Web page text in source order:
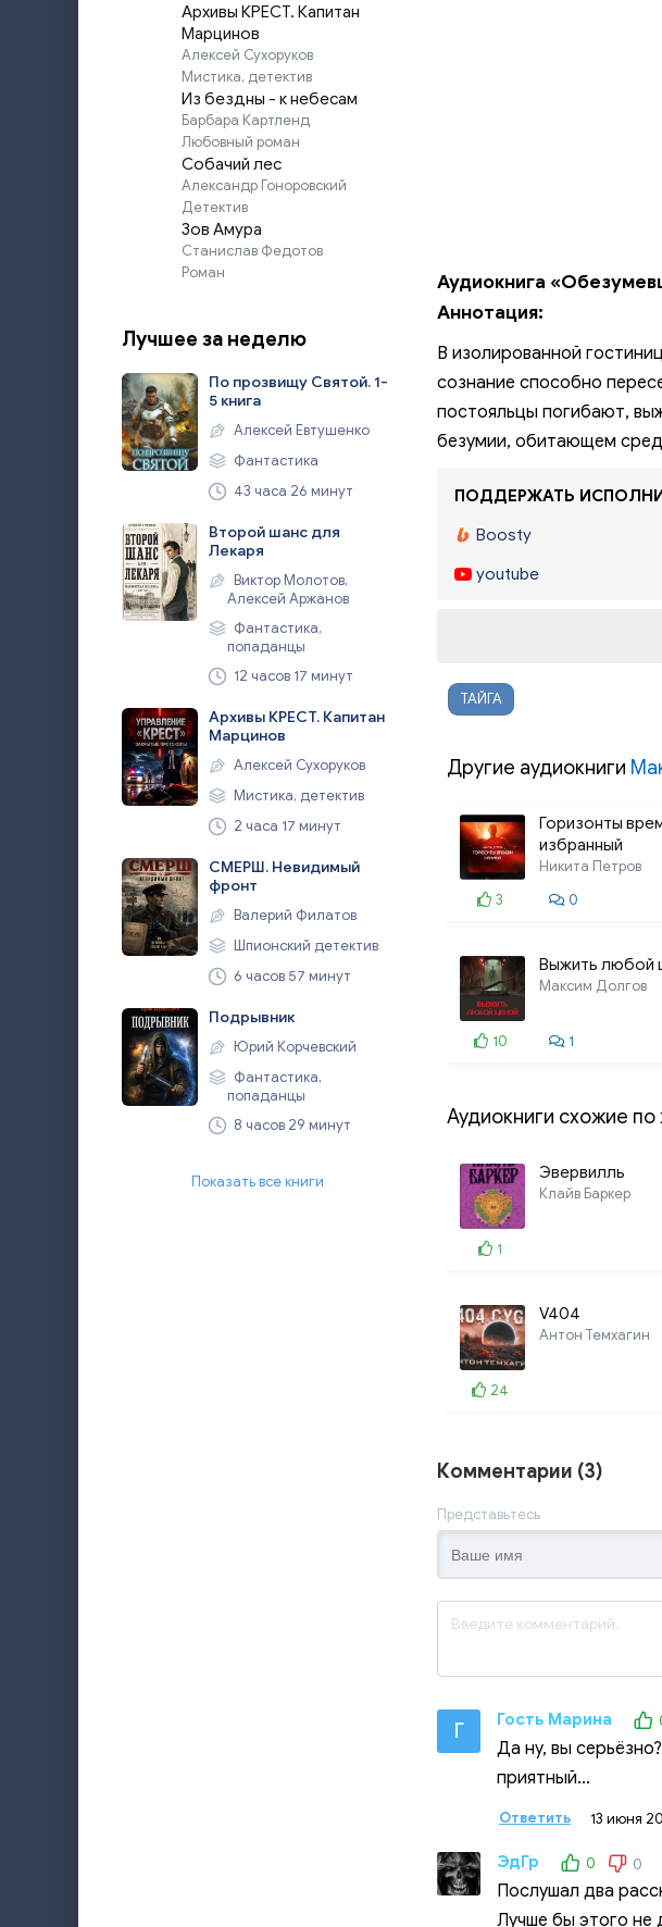
Архивы КРЕСТ. Капитан
Марцинов
Алексей Сухоруков
Мистика, детектив
Из бездны - к небесам
Барбара Картленд
Любовный роман
Собачий лес
Александр Гоноровский
Детектив
Зов Амура
Станислав Федотов
Роман
Лучшее за неделю
По прозвищу Святой. 1-
5 книга
Алексей Евтушенко
Фантастика
43 часа 26 минут
Второй шанс для
Лекаря
Виктор Молотов,
Алексей Аржанов
Фантастика,
попаданцы
12 часов 17 минут
Архивы КРЕСТ. Капитан
Марцинов
Алексей Сухоруков
Мистика, детектив
2 часа 17 минут
СМЕРШ. Невидимый
фронт
Валерий Филатов
Шпионский детектив
6 часов 57 минут
Подрывник
Юрий Корчевский
Фантастика,
попаданцы
8 часов 29 минут
Показать все книги
Аудиокнига
Аннотация:
В изолированной
сознание способно
постояльцы погибают,
безумии, обитающем
ПОДДЕРЖАТЬ
Boosty
youtube
ТАЙГА
Другие аудиокниги
Горизонты
избранный
Никита Петров
3
0
Выжить любой
Максим Долгов
10 1
Аудиокниги схожие по
Эвервилль
Клайв Баркер
1
V404
Антон Темхагин
24
Комментарии (3)
Представьтесь
Г Гость Марина
Да ну, вы
приятный...
Ответить 13 июня
ЭдГр 0 0
Послушал два
Лучше бы этого не